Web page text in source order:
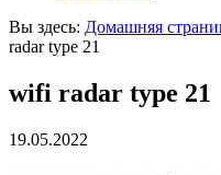
Вы здесь: Домашняя
radar type 21
wifi radar type 21
19.05.2022